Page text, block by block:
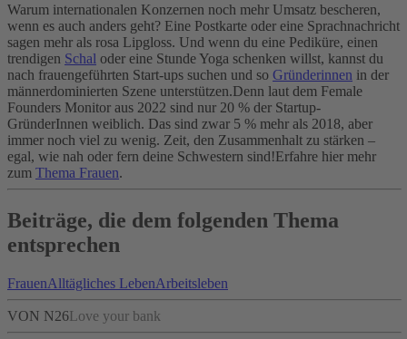
Warum internationalen Konzernen noch mehr Umsatz bescheren,
wenn es auch anders geht? Eine Postkarte oder eine Sprachnachricht
sagen mehr als rosa Lipgloss. Und wenn du eine Pediküre, einen
trendigen Schal oder eine Stunde Yoga schenken willst, kannst du
nach frauengeführten Start-ups suchen und so Gründerinnen in der
männerdominierten Szene unterstützen.Denn laut dem Female
Founders Monitor aus 2022 sind nur 20 % der Startup-
GründerInnen weiblich. Das sind zwar 5 % mehr als 2018, aber
immer noch viel zu wenig. Zeit, den Zusammenhalt zu stärken –
egal, wie nah oder fern deine Schwestern sind!Erfahre hier mehr
zum Thema Frauen.
Beiträge, die dem folgenden Thema
entsprechen
FrauenAlltägliches LebenArbeitsleben
VON N26Love your bank